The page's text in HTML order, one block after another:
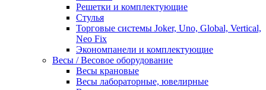
Решетки и комплектующие
Стулья
Торговые системы Joker, Uno, Global, Vertical,
Neo Fix
Экономпанели и комплектующие
Весы / Весовое оборудование
Весы крановые
Весы лабораторные, ювелирные